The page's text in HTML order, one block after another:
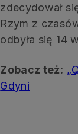
zdecydował
Rzym z
odbyła się 14
Zobacz też:
Gdyni